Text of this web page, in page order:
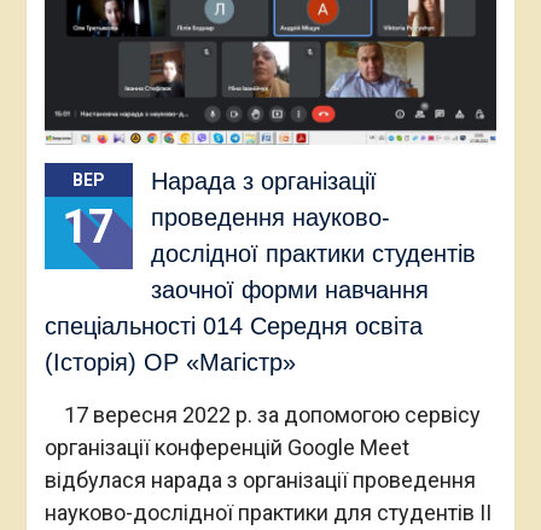
ВЕР
17
Нарада з організації
проведення науково-
дослідної практики студентів
заочної форми навчання
спеціальності 014 Середня освіта
(Історія) ОР «Магістр»
17 вересня 2022 р. за допомогою сервісу
організації конференцій Google Meet
відбулася нарада з організації проведення
науково-дослідної практики для студентів ІІ